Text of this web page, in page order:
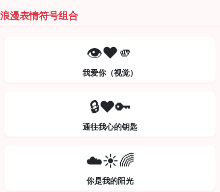
浪漫表情符号组合
👁️❤️🫵
我爱你（视觉）
🔒❤️🔑
通往我心的钥匙
☁️☀️🌈
你是我的阳光